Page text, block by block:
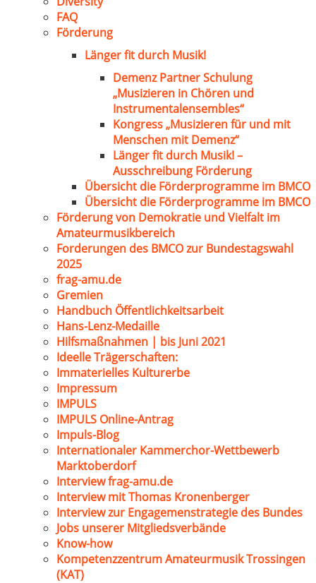
FAQ
Förderung
Länger fit durch Musik!
Demenz Partner Schulung
„Musizieren in Chören und
Instrumentalensembles“
Kongress „Musizieren für und mit
Menschen mit Demenz“
Länger fit durch Musik! –
Ausschreibung Förderung
Übersicht die Förderprogramme im BMCO
Übersicht die Förderprogramme im BMCO
Förderung von Demokratie und Vielfalt im
Amateurmusikbereich
Forderungen des BMCO zur Bundestagswahl
2025
frag-amu.de
Gremien
Handbuch Öffentlichkeitsarbeit
Hans-Lenz-Medaille
Hilfsmaßnahmen | bis Juni 2021
Ideelle Trägerschaften:
Immaterielles Kulturerbe
Impressum
IMPULS
IMPULS Online-Antrag
Impuls-Blog
Internationaler Kammerchor-Wettbewerb
Marktoberdorf
Interview frag-amu.de
Interview mit Thomas Kronenberger
Interview zur Engagemenstrategie des Bundes
Jobs unserer Mitgliedsverbände
Know-how
Kompetenzzentrum Amateurmusik Trossingen
(KAT)